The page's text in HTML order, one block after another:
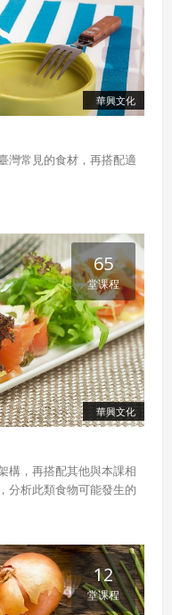
華興文化
灣常見的食材，再搭配適
華興文化
65
堂课程
構，再搭配其他與本課相
分析此類食物可能發生的
驗出發，認識餐桌禮儀
12
堂课程